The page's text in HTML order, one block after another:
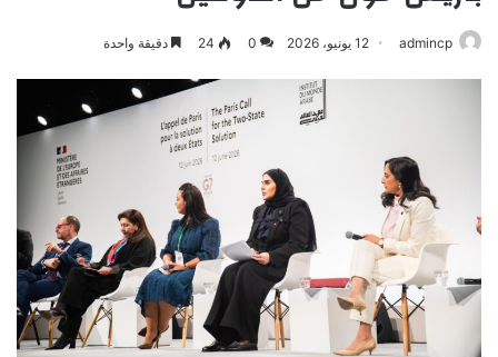
admincp 12 يونيو، 2026 0
24 دقيقة واحدة